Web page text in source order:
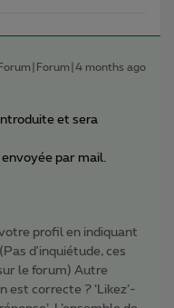
Forum|Forum|4 months ago
et sera
par mail.
profil en indiquant
d'inquiétude, ces
le forum) Autre
est correcte ? ‘Likez’-